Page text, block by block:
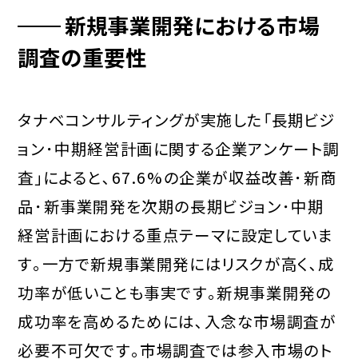
新規事業開発における市場
調査の重要性
タナベコンサルティングが実施した「長期ビジ
ョン･中期経営計画に関する企業アンケート調
査」によると､67.6%の企業が収益改善･新商
品･新事業開発を次期の長期ビジョン･中期
経営計画における重点テーマに設定していま
す｡一方で新規事業開発にはリスクが高く､成
功率が低いことも事実です｡新規事業開発の
成功率を高めるためには､入念な市場調査が
必要不可欠です｡市場調査では参入市場のト